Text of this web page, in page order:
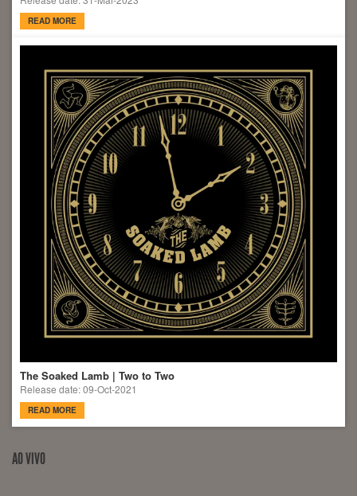
READ MORE
The Soaked Lamb | Two to Two
Release date: 09-Oct-2021
READ MORE
AO VIVO